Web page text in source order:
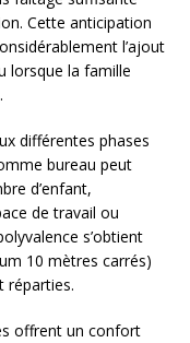
Cette anticipation
l’ajout
lorsque la famille
différentes phases
bureau peut
d’enfant,
de travail ou
s’obtient
10 mètres carrés)
réparties.
offrent un confort